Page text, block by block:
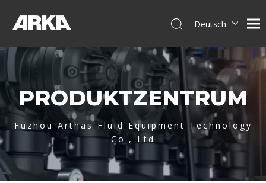
Deutsch
简体中文
العربية
Français
Pусский
Español
Italiano
PRODUKTZENTRUM
Fuzhou Arthas Fluid Equipment Technology
Co., Ltd